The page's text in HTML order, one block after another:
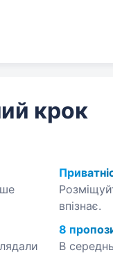
крок
впізнає.
8
В